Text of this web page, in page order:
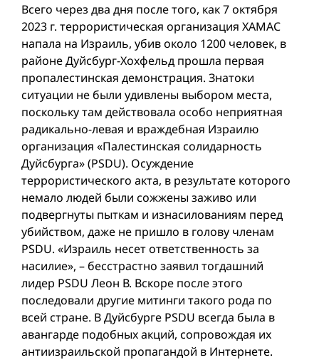
Всего через два дня после того, как 7 октяб­ря
2023 г. террористическая организация ХАМАС
напала на Израиль, убив около 1200 человек, в
районе Дуйсбург-Хохфельд прошла первая
пропалестинская демонстрация. Знатоки
ситуации не были удивлены выбором места,
поскольку там действовала особо неприятная
радикально-левая и враждебная Израилю
организация «Палестинская солидарность
Дуйсбурга» (PSDU). Осуждение
террористического акта, в результате которого
немало людей были сожжены заживо или
подвергнуты пыткам и изнасилованиям перед
убийством, даже не пришло в голову членам
PSDU. «Израиль несет ответственность за
насилие», – бесстрастно заявил тогдашний
лидер PSDU Леон В. Вскоре после этого
последовали другие митинги такого рода по
всей стране. В Дуйсбурге PSDU всегда была в
авангарде подобных акций, сопровождая их
антиизраильской пропагандой в Интернете.